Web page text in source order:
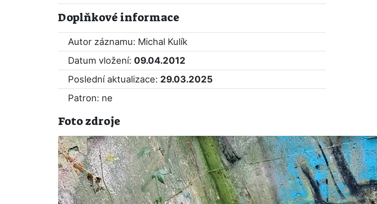
Doplňkové informace
Autor záznamu: Michal Kulík
Datum vložení: 09.04.2012
Poslední aktualizace: 29.03.2025
Patron: ne
Foto zdroje